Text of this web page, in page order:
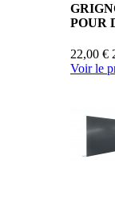
POUR
22,00 €
Voir le